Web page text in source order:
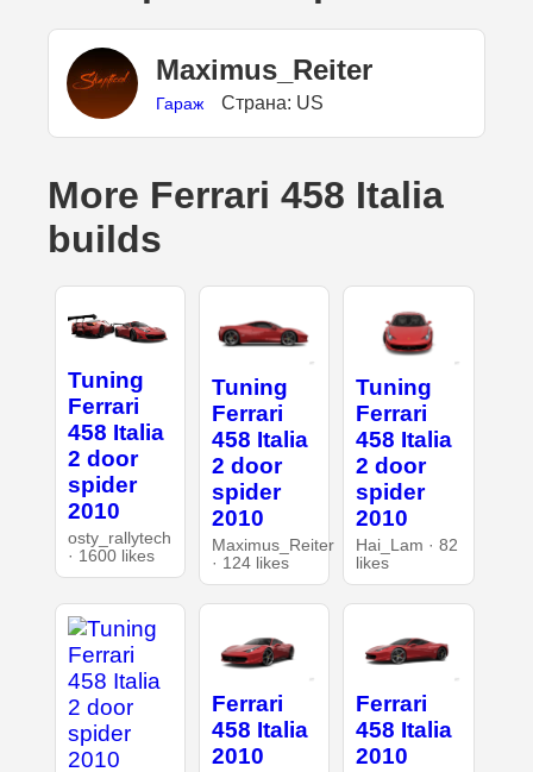
Maximus_Reiter
Гараж Страна: US
More Ferrari 458 Italia
builds
Tuning
Ferrari
458 Italia
2 door
spider
2010
osty_rallytech
· 1600 likes
Tuning
Ferrari
458 Italia
2 door
spider
2010
Maximus_Reiter
· 124 likes
Tuning
Ferrari
458 Italia
2 door
spider
2010
Hai_Lam · 82
likes
Ferrari
458 Italia
2010
Ferrari
458 Italia
2010